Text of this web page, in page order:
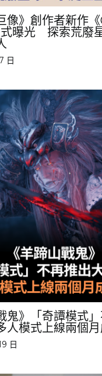
像》創作者新作
曝光 探索荒廢
日
鬼》「奇譚模式
模式上線兩個月
日